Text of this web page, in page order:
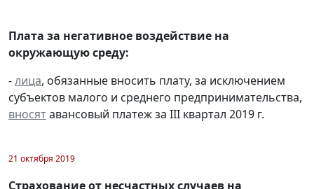
Плата за негативное воздействие на
окружающую среду:
-лица, обязанные вносить плату, за исключением
субъектов малого и среднего предпринимательства,
вносятавансовый платеж за III квартал 2019 г.
21 октября 2019
Страхование от несчастных случаев на